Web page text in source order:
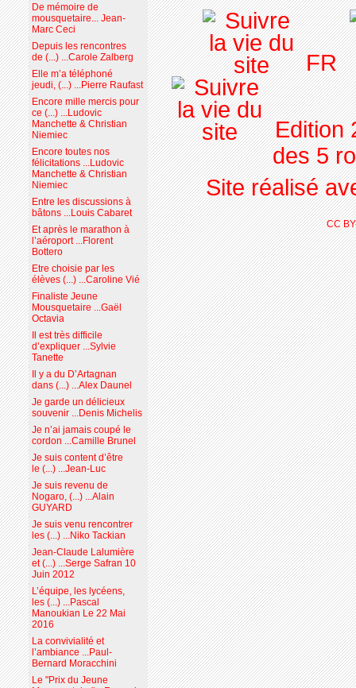
De mémoire de
mousquetaire... Jean-
Marc Ceci
Depuis les rencontres
de (...) ...Carole Zalberg
Elle m’a téléphoné
jeudi, (...) ...Pierre Raufast
Encore mille mercis pour
ce (...) ...Ludovic
Manchette & Christian
Niemiec
Encore toutes nos
félicitations ...Ludovic
Manchette & Christian
Niemiec
Entre les discussions à
bâtons ...Louis Cabaret
Et après le marathon à
l’aéroport ...Florent
Bottero
Etre choisie par les
élèves (...) ...Caroline Vié
Finaliste Jeune
Mousquetaire ...Gaël
Octavia
Il est très difficile
d’expliquer ...Sylvie
Tanette
Il y a du D’Artagnan
dans (...) ...Alex Daunel
Je garde un délicieux
souvenir ...Denis Michelis
Je n’ai jamais coupé le
cordon ...Camille Brunel
Je suis content d’être
le (...) ...Jean-Luc
Je suis revenu de
Nogaro, (...) ...Alain
GUYARD
Je suis venu rencontrer
les (...) ...Niko Tackian
Jean-Claude Lalumière
et (...) ...Serge Safran 10
Juin 2012
L’équipe, les lycéens,
les (...) ...Pascal
Manoukian Le 22 Mai
2016
La convivialité et
l’ambiance ...Paul-
Bernard Moracchini
Le "Prix du Jeune
FR
Edition
des 5
Site réalisé
CC